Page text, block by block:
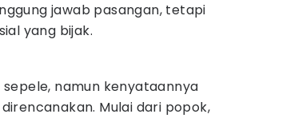
jawab pasangan, tetapi
yang bijak.
namun kenyataannya
Mulai dari popok,